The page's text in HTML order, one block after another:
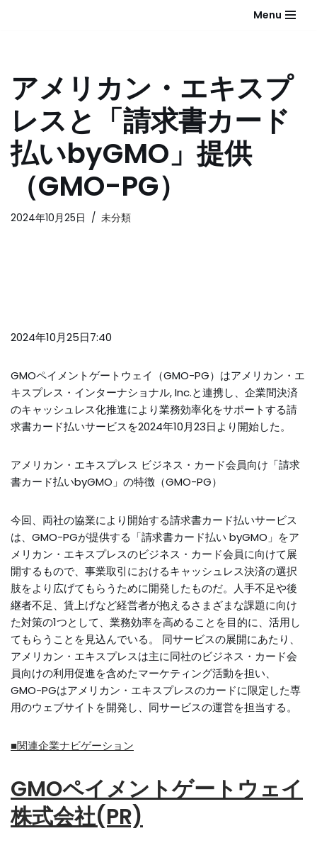
ン
へ
ス
キ
Menu
アメリカン・エキスプ
レスと「請求書カード
払いbyGMO」提供
（GMO-PG）
2024年10月25日 未分類
2024年10月25日7:40
GMOペイメントゲートウェイ（GMO-PG）はアメリカン・エ
キスプレス・インターナショナル, Inc.と連携し、企業間決済
のキャッシュレス化推進により業務効率化をサポートする請
求書カード払いサービスを2024年10月23日より開始した。
アメリカン・エキスプレス ビジネス・カード会員向け「請求
書カード払いbyGMO」の特徴（GMO-PG）
今回、両社の協業により開始する請求書カード払いサービス
は、GMO-PGが提供する「請求書カード払い byGMO」をア
メリカン・エキスプレスのビジネス・カード会員に向けて展
開するもので、事業取引におけるキャッシュレス決済の選択
肢をより広げてもらうために開発したものだ。人手不足や後
継者不足、賃上げなど経営者が抱えるさまざまな課題に向け
た対策の1つとして、業務効率を高めることを目的に、活用し
てもらうことを見込んでいる。 同サービスの展開にあたり、
アメリカン・エキスプレスは主に同社のビジネス・カード会
員向けの利用促進を含めたマーケティング活動を担い、
GMO-PGはアメリカン・エキスプレスのカードに限定した専
用のウェブサイトを開発し、同サービスの運営を担当する。
■関連企業ナビゲーション
GMOペイメントゲートウェイ
株式会社(PR)